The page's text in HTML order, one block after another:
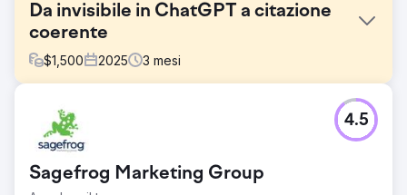
Da invisibile in ChatGPT a citazione
coerente
$1,500 2025 3 mesi
Sfida
Un'azienda di servizi B2B senza alcuna presenza sui
motori di ricerca generativi. Quando gli utenti chiedevano
per il loro settore, la concorrenza si presentava, ma loro
Sagefrog Marketing Group
4.5